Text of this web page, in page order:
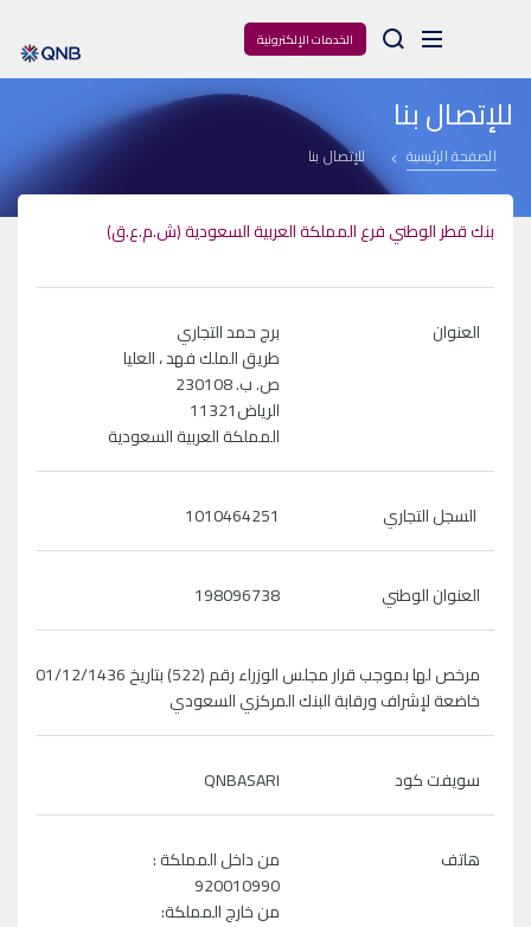
الخدمات الإلكترونية Arama
للإتصال بنا
الصفحة الرئيسية للإتصال بنا
بنك قطر الوطني فرع المملكة العربية السعودية (ش.م.ع.ق)
العنوان
برج حمد التجاري
طريق الملك فهد ، العليا
ص. ب. 230108
الرياض11321
المملكة العربية السعودية
السجل التجاري 1010464251
العنوان الوطني 198096738
مرخص لها بموجب قرار مجلس الوزراء رقم (522) بتاريخ 01/12/1436
خاضعة لإشراف ورقابة البنك المركزي السعودي
سويفت كود QNBASARI
هاتف
من داخل المملكة :
920010990
من خارج المملكة: